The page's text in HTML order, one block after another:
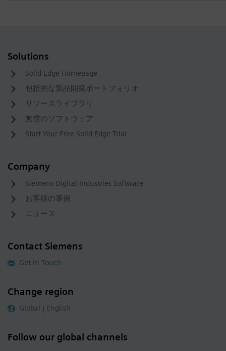
Solutions
Solid Edge Homepage
包括的な製品開発ポートフォリオ
リソースライブラリ
無償のソフトウェア
Start Your Free Solid Edge Trial
Company
Siemens Digital Industries Software
お客様の事例
ニュース
Contact Siemens
Get in Touch
Change region
Global | English
Follow our global channels